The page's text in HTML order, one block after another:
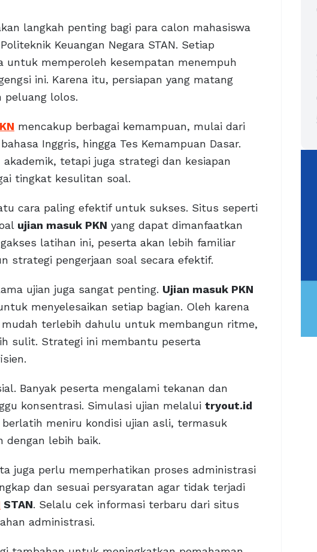
langkah penting bagi para calon mahasiswa
Keuangan Negara STAN. Setiap
memperoleh kesempatan menempuh
ini. Karena itu, persiapan yang matang
peluang lolos.
mencakup berbagai kemampuan, mulai dari
Inggris, hingga Tes Kemampuan Dasar.
tetapi juga strategi dan kesiapan
tingkat kesulitan soal.
cara paling efektif untuk sukses. Situs seperti
ujian masuk PKN yang dapat dimanfaatkan
latihan ini, peserta akan lebih familiar
strategi pengerjaan soal secara efektif.
ujian juga sangat penting. Ujian masuk PKN
menyelesaikan setiap bagian. Oleh karena
terlebih dahulu untuk membangun ritme,
sulit. Strategi ini membantu peserta
Banyak peserta mengalami tekanan dan
konsentrasi. Simulasi ujian melalui tryout.id
meniru kondisi ujian asli, termasuk
dengan lebih baik.
juga perlu memperhatikan proses administrasi
dan sesuai persyaratan agar tidak terjadi
STAN. Selalu cek informasi terbaru dari situs
administrasi.